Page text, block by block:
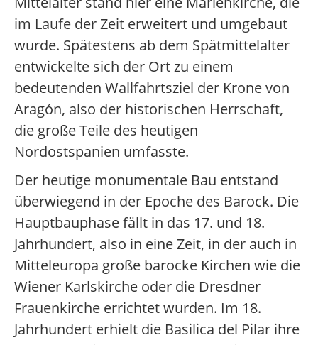
im Laufe der Zeit erweitert und umgebaut
wurde. Spätestens ab dem Spätmittelalter
entwickelte sich der Ort zu einem
bedeutenden Wallfahrtsziel der Krone von
Aragón, also der historischen Herrschaft,
die große Teile des heutigen
Nordostspanien umfasste.
Der heutige monumentale Bau entstand
überwiegend in der Epoche des Barock. Die
Hauptbauphase fällt in das 17. und 18.
Jahrhundert, also in eine Zeit, in der auch in
Mitteleuropa große barocke Kirchen wie die
Wiener Karlskirche oder die Dresdner
Frauenkirche errichtet wurden. Im 18.
Jahrhundert erhielt die Basilica del Pilar ihre